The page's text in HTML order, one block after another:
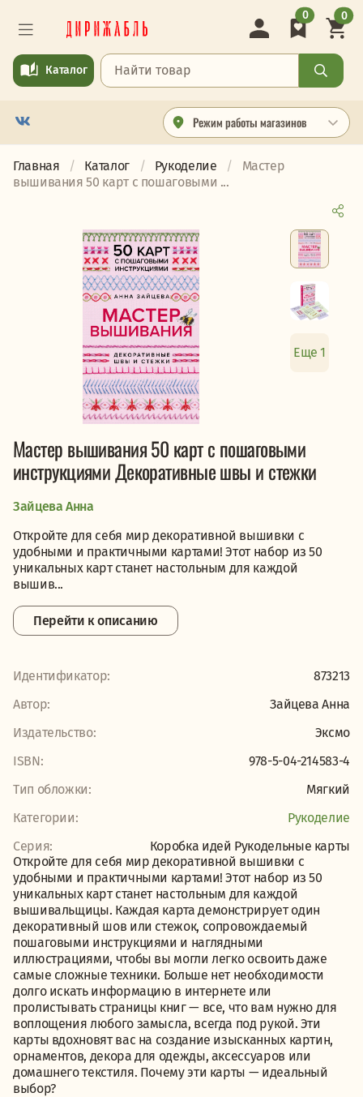
Режим работы магазинов
Каталог
0 0
Главная Каталог Рукоделие
Мастер
вышивания 50 карт с пошаговыми ...
Еще 1
Мастер вышивания 50 карт с пошаговыми
инструкциями Декоративные швы и стежки
Зайцева Анна
Откройте для себя мир декоративной вышивки с
удобными и практичными картами! Этот набор из 50
уникальных карт станет настольным для каждой
вышив...
Перейти к описанию
Идентификатор:
873213
Автор:
Зайцева Анна
Издательство:
Эксмо
ISBN:
978-5-04-214583-4
Тип обложки:
Мягкий
Категории:
Рукоделие
Серия:
Коробка идей Рукодельные карты
Откройте для себя мир декоративной вышивки с
удобными и практичными картами! Этот набор из 50
уникальных карт станет настольным для каждой
вышивальщицы. Каждая карта демонстрирует один
декоративный шов или стежок, сопровождаемый
пошаговыми инструкциями и наглядными
иллюстрациями, чтобы вы могли легко освоить даже
самые сложные техники. Больше нет необходимости
долго искать информацию в интернете или
пролистывать страницы книг — все, что вам нужно для
воплощения любого замысла, всегда под рукой. Эти
карты вдохновят вас на создание изысканных картин,
орнаментов, декора для одежды, аксессуаров или
домашнего текстиля. Почему эти карты — идеальный
выбор?